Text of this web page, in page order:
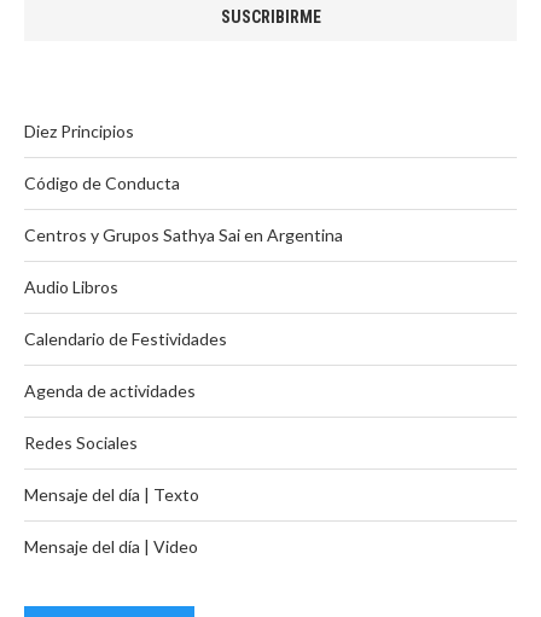
Diez Principios
Código de Conducta
Centros y Grupos Sathya Sai en Argentina
Audio Libros
Calendario de Festividades
Agenda de actividades
Redes Sociales
Mensaje del día | Texto
Mensaje del día | Video